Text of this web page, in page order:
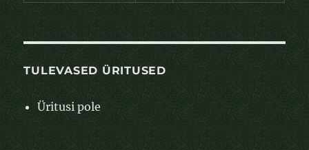
TULEVASED ÜRITUSED
Üritusi pole